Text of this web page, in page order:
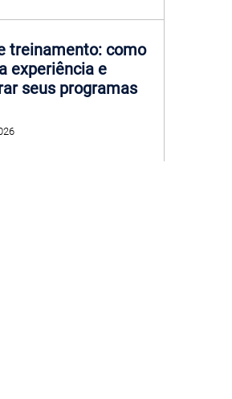
treinamento: como
experiência e
seus programas